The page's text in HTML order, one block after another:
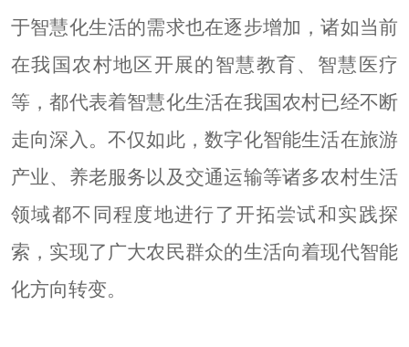
于智慧化生活的需求也在逐步增加，诸如当前
在我国农村地区开展的智慧教育、智慧医疗
等，都代表着智慧化生活在我国农村已经不断
走向深入。不仅如此，数字化智能生活在旅游
产业、养老服务以及交通运输等诸多农村生活
领域都不同程度地进行了开拓尝试和实践探
索，实现了广大农民群众的生活向着现代智能
化方向转变。